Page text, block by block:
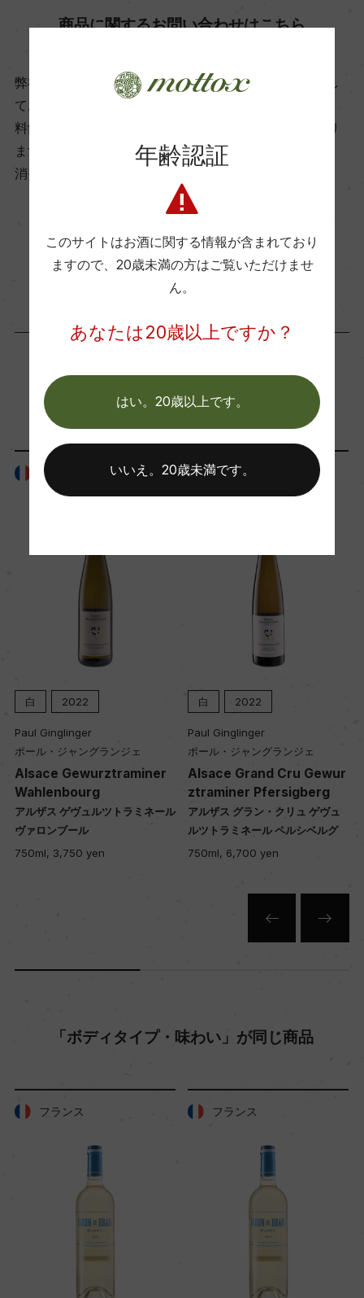
ビオ情報・認証機関
ビオロジック, Agriculture Biologique
有機JAS認証
ー
コンクール入賞歴
海外ワイン専門誌評価歴
Wine Advocate 獲得点
国内ワイン専門誌評価歴
Wine Spectator 得点
ドル)
熟成：50%ステンレスタンク、オーク樽熟成 6ー8
カ月
年間生産量
11800
ー
品質分類・原産地呼称
A.O.C.アルザス
商品に関するお問い合わせはこちら
弊社は、酒類販売業免許をお持ちの販売店様とお取引し
ております。
料飲店様には帳合酒販店様を通して商品を提供しており
ます。
消費者様には酒販店様の紹介をしております
お取り寄せ可能店一覧はこちら
「生産者」が同じ商品
フランス
白 2022
Paul Ginglinger
ポール・ジャングランジェ
Alsace Gewurztraminer
Wahlenbourg
アルザス ゲヴュルツトラミネール
ヴァロンブール
750ml, 3,750 yen
フランス
白 2022
Paul Ginglinger
ポール・ジャングランジェ
Alsace Grand Cru Gewur
ztraminer Pfersigberg
アルザス グラン・クリュ ゲヴュ
ルツトラミネール ペルシベルグ
750ml, 6,700 yen
「ボディタイプ・味わい」が同じ商品
フランス フランス
年齢認証
このサイトはお酒に関する情報が含まれており
ますので、 20歳未満の方はご覧いただけませ
ん。
あなたは20歳以上ですか？
はい。20歳以上です。
いいえ。20歳未満です。